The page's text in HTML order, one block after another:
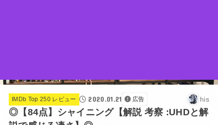
IMDb Top 250 レビュー 2020.01.21 広告 his
◎【84点】シャイニング【解説 考察 :UHDと解